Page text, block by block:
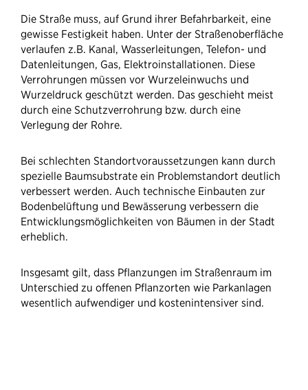
Die Straße muss, auf Grund ihrer Befahrbarkeit, eine
gewisse Festigkeit haben. Unter der Straßenoberfläche
verlaufen z.B. Kanal, Wasserleitungen, Telefon- und
Datenleitungen, Gas, Elektroinstallationen. Diese
Verrohrungen müssen vor Wurzeleinwuchs und
Wurzeldruck geschützt werden. Das geschieht meist
durch eine Schutzverrohrung bzw. durch eine
Verlegung der Rohre.
Bei schlechten Standortvoraussetzungen kann durch
spezielle Baumsubstrate ein Problemstandort deutlich
verbessert werden. Auch technische Einbauten zur
Bodenbelüftung und Bewässerung verbessern die
Entwicklungsmöglichkeiten von Bäumen in der Stadt
erheblich.
Insgesamt gilt, dass Pflanzungen im Straßenraum im
Unterschied zu offenen Pflanzorten wie Parkanlagen
wesentlich aufwendiger und kostenintensiver sind.